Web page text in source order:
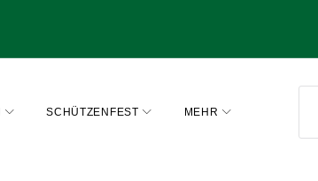
SCHÜTZENFEST MEHR